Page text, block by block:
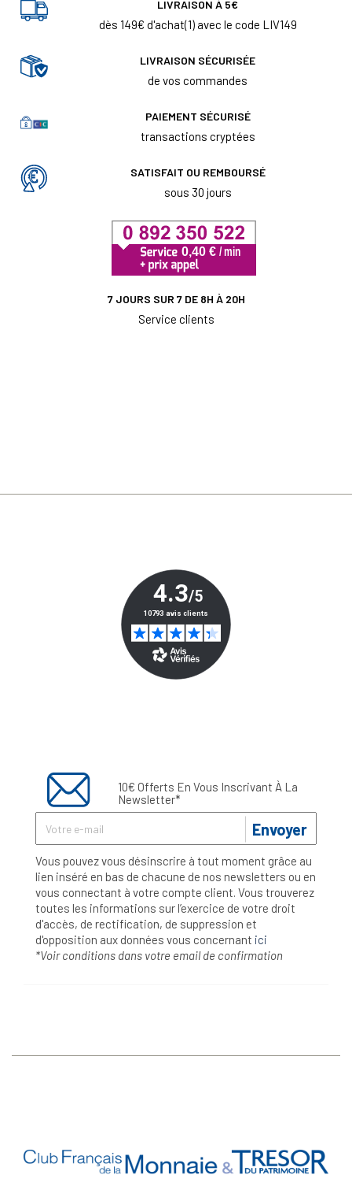
LIVRAISON À 5€
dès 149€ d'achat(1) avec le code LIV149
LIVRAISON SÉCURISÉE
de vos commandes
PAIEMENT SÉCURISÉ
transactions cryptées
SATISFAIT OU REMBOURSÉ
sous 30 jours
7 JOURS SUR 7 DE 8H À 20H
Service clients
10€ Offerts En Vous Inscrivant À La
Newsletter*
Envoyer
Vous pouvez vous désinscrire à tout moment grâce au
lien inséré en bas de chacune de nos newsletters ou en
vous connectant à votre compte client. Vous trouverez
toutes les informations sur l’exercice de votre droit
d'accès, de rectification, de suppression et
d'opposition aux données vous concernant ici
*Voir conditions dans votre email de confirmation